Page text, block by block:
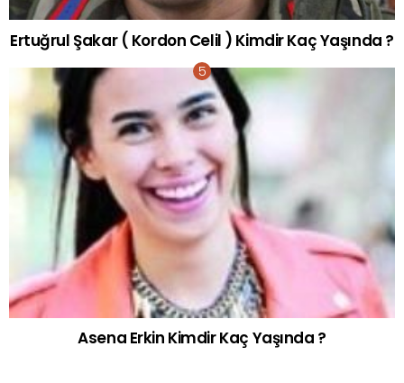
Ertuğrul Şakar ( Kordon Celil ) Kimdir Kaç Yaşında ?
Asena Erkin Kimdir Kaç Yaşında ?